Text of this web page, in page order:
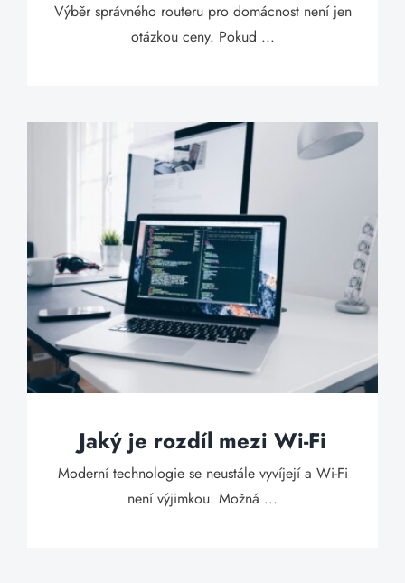
Výběr správného routeru pro domácnost není jen
otázkou ceny. Pokud ...
Jaký je rozdíl mezi Wi-Fi
Moderní technologie se neustále vyvíjejí a Wi-Fi
není výjimkou. Možná ...